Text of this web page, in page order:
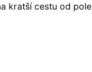
kratší cestu od pole